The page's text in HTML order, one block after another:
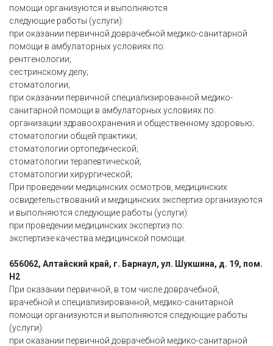
помощи организуются и выполняются
следующие работы (услуги):
при оказании первичной доврачебной медико-санитарной
помощи в амбулаторных условиях по:
рентгенологии;
сестринскому делу;
стоматологии;
при оказании первичной специализированной медико-
санитарной помощи в амбулаторных условиях по:
организации здравоохранения и общественному здоровью;
стоматологии общей практики;
стоматологии ортопедической;
стоматологии терапевтической;
стоматологии хирургической;
При проведении медицинских осмотров, медицинских
освидетельствований и медицинских экспертиз организуются
и выполняются следующие работы (услуги):
при проведении медицинских экспертиз по:
экспертизе качества медицинской помощи.
656062, Алтайский край, г. Барнаул, ул. Шукшина, д. 19, пом.
Н2
При оказании первичной, в том числе доврачебной,
врачебной и специализированной, медико-санитарной
помощи организуются и выполняются следующие работы
(услуги):
при оказании первичной доврачебной медико-санитарной